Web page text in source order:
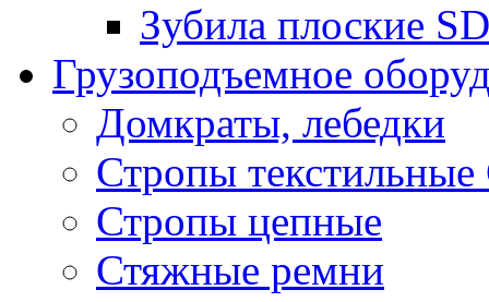
Зубила плоские
Грузоподъемное
Домкраты, лебедки
Стропы
Стропы цепные
Стяжные ремни